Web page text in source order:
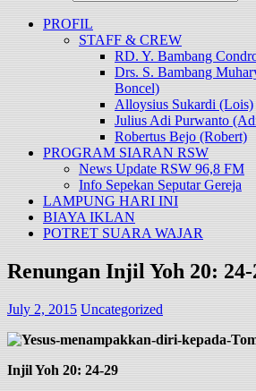
PROFIL
STAFF & CREW
RD. Y. Bambang
Drs. S. Bambang
Boncel)
Alloysius Sukardi (Lois)
Julius Adi Purwanto
Robertus Bejo (Robert)
PROGRAM SIARAN RSW
News Update RSW 96,8 FM
Info Sepekan Seputar Gereja
LAMPUNG HARI INI
BIAYA IKLAN
POTRET SUARA WAJAR
Renungan Injil Yoh 20: 24-
July 2, 2015 Uncategorized
Injil Yoh 20: 24-29